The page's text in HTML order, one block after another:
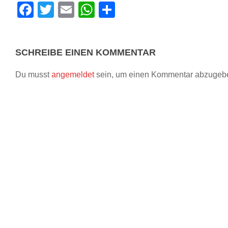
Facebook
TwitterEmailWhatsApp
SCHREIBE EINEN KOMMENTAR
Du musstangemeldetsein, um einen Kommentar